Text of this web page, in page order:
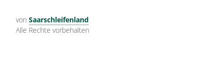
von Saarschleifenland
Alle Rechte vorbehalten